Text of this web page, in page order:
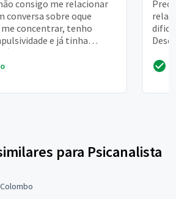
consigo me relacionar
conversa sobre oque
concentrar, tenho
e já tinha
e ...
para Psicanalista